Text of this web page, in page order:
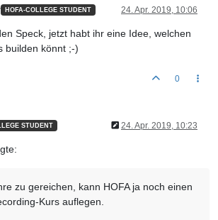
HOFA-COLLEGE STUDENT 24. Apr. 2019, 10:06
Speck, jetzt habt ihr eine Idee, welchen
builden könnt ;-)
0
STUDENT 24. Apr. 2019, 10:23
zu gereichen, kann HOFA ja noch einen
Kurs auflegen.